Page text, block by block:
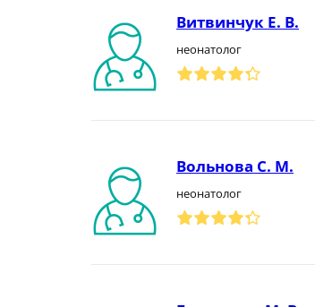
Витвинчук Е. В.
неонатолог
Вольнова С. М.
неонатолог